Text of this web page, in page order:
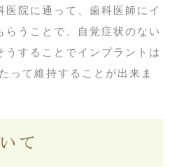
医院に通って、歯科医師にイ
らうことで、自覚症状のない
うすることでインプラントは
って維持することが出来ま
て